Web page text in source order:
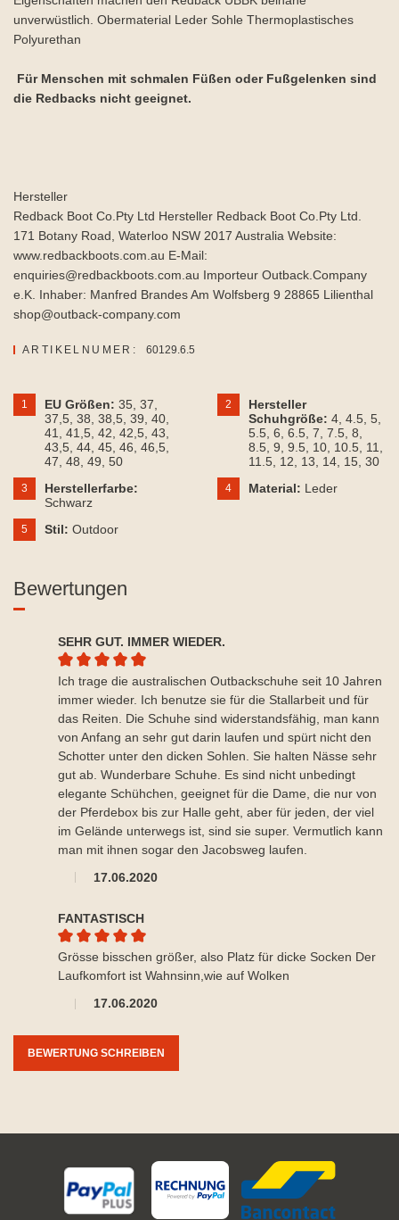
unverwüstlich. Obermaterial Leder Sohle Thermoplastisches
Polyurethan
Für Menschen mit schmalen Füßen oder Fußgelenken sind
die Redbacks nicht geeignet.
Hersteller
Redback Boot Co.Pty Ltd Hersteller Redback Boot Co.Pty Ltd.
171 Botany Road, Waterloo NSW 2017 Australia Website:
www.redbackboots.com.au E-Mail:
enquiries@redbackboots.com.au Importeur Outback.Company
e.K. Inhaber: Manfred Brandes Am Wolfsberg 9 28865 Lilienthal
shop@outback-company.com
ARTIKELNUMER: 60129.6.5
1 EU Größen: 35 , 37
37,5 , 38 , 38,5 , 39 , 40
41
, 41,5 , 42 , 42,5 , 43
43,5 , 44 , 45 , 46 , 46,5
47 , 48 , 49 , 50
2
Hersteller
Schuhgröße: 4 , 4.5 , 5
5.5 , 6 , 6.5 , 7 , 7.5 , 8
8.5 , 9 , 9.5 , 10 , 10.5 , 11
11.5 , 12 , 13 , 14 , 15 , 30
3
Herstellerfarbe:
Schwarz
4 Material: Leder
5 Stil: Outdoor
Bewertungen
SEHR GUT. IMMER WIEDER.
Durchschnittliche Bewertung von 5 von 5 Sternen
17.06.2020
Ich trage die australischen Outbackschuhe seit 10 Jahren
immer wieder. Ich benutze sie für die Stallarbeit und für
das Reiten. Die Schuhe sind widerstandsfähig, man kann
von Anfang an sehr gut darin laufen und spürt nicht den
Schotter unter den dicken Sohlen. Sie halten Nässe sehr
gut ab. Wunderbare Schuhe. Es sind nicht unbedingt
elegante Schühchen, geeignet für die Dame, die nur von
der Pferdebox bis zur Halle geht, aber für jeden, der viel
im Gelände unterwegs ist, sind sie super. Vermutlich kann
man mit ihnen sogar den Jacobsweg laufen.
FANTASTISCH
Durchschnittliche Bewertung von 5 von 5 Sternen
17.06.2020
Grösse bisschen größer, also Platz für dicke Socken Der
Laufkomfort ist Wahnsinn,wie auf Wolken
BEWERTUNG SCHREIBEN